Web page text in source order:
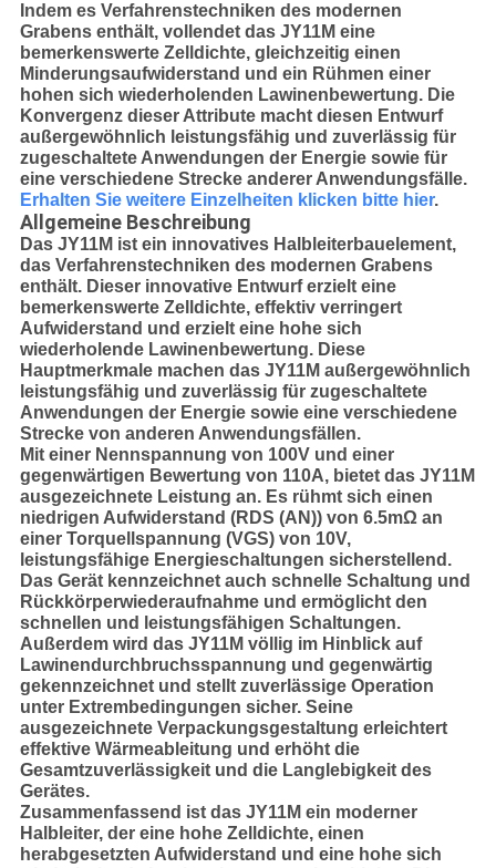
Indem es Verfahrenstechniken des modernen
Grabens enthält, vollendet das JY11M eine
bemerkenswerte Zelldichte, gleichzeitig einen
Minderungsaufwiderstand und ein Rühmen einer
hohen sich wiederholenden Lawinenbewertung. Die
Konvergenz dieser Attribute macht diesen Entwurf
außergewöhnlich leistungsfähig und zuverlässig für
zugeschaltete Anwendungen der Energie sowie für
eine verschiedene Strecke anderer Anwendungsfälle.
Erhalten Sie weitere Einzelheiten klicken bitte hier.
Allgemeine Beschreibung
Das JY11M ist ein innovatives Halbleiterbauelement,
das Verfahrenstechniken des modernen Grabens
enthält. Dieser innovative Entwurf erzielt eine
bemerkenswerte Zelldichte, effektiv verringert
Aufwiderstand und erzielt eine hohe sich
wiederholende Lawinenbewertung. Diese
Hauptmerkmale machen das JY11M außergewöhnlich
leistungsfähig und zuverlässig für zugeschaltete
Anwendungen der Energie sowie eine verschiedene
Strecke von anderen Anwendungsfällen.
Mit einer Nennspannung von 100V und einer
gegenwärtigen Bewertung von 110A, bietet das JY11M
ausgezeichnete Leistung an. Es rühmt sich einen
niedrigen Aufwiderstand (RDS (AN)) von 6.5mΩ an
einer Torquellspannung (VGS) von 10V,
leistungsfähige Energieschaltungen sicherstellend.
Das Gerät kennzeichnet auch schnelle Schaltung und
Rückkörperwiederaufnahme und ermöglicht den
schnellen und leistungsfähigen Schaltungen.
Außerdem wird das JY11M völlig im Hinblick auf
Lawinendurchbruchsspannung und gegenwärtig
gekennzeichnet und stellt zuverlässige Operation
unter Extrembedingungen sicher. Seine
ausgezeichnete Verpackungsgestaltung erleichtert
effektive Wärmeableitung und erhöht die
Gesamtzuverlässigkeit und die Langlebigkeit des
Gerätes.
Zusammenfassend ist das JY11M ein moderner
Halbleiter, der eine hohe Zelldichte, einen
herabgesetzten Aufwiderstand und eine hohe sich